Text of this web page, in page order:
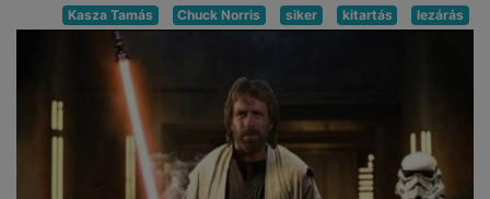
Kasza Tamás Chuck Norris siker kitartás lezárás